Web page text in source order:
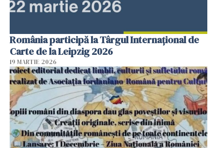
România participă la Târgul Internațional de
Carte de la Leipzig 2026
19 MARTIE 2026